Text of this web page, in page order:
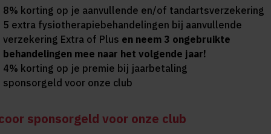
8% korting op je aanvullende en/of tandartsverzekering
5 extra fysiotherapiebehandelingen bij aanvullende
verzekering Extra of Plus en neem 3 ongebruikte
behandelingen mee naar het volgende jaar!
4% korting op je premie bij jaarbetaling
sponsorgeld voor onze club
sponsorgeld voor onze club